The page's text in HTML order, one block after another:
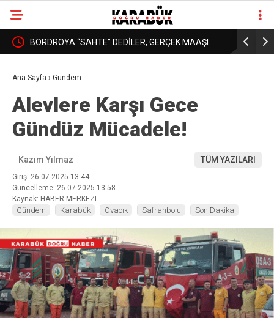
YURT BORDROYA “SAHTE” DEDİLER, GERÇEK MAAŞI
Ana Sayfa › Gündem
Alevlere Karşı Gece
Gündüz Mücadele!
Kazım Yılmaz TÜM YAZILARI
Giriş: 26-07-2025 13:44
Güncelleme: 26-07-2025 13:58
Kaynak: HABER MERKEZI
Gündem Karabük Ovacık Safranbolu Son Dakika